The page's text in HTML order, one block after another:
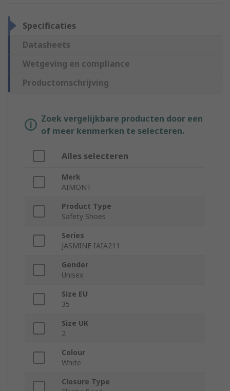
Specificaties
Datasheets
Wetgeving en compliance
Productomschrijving
Zoek vergelijkbare producten door een
of meer kenmerken te selecteren.
Alles selecteren
Merk
AIMONT
Product Type
Safety Shoes
Series
JASMINE IAIA211
Gender
Unisex
Size EU
35
Size UK
2
Colour
White
Closure Type